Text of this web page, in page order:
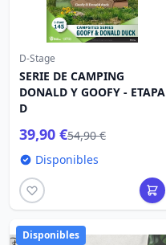
D-Stage
SERIE DE CAMPING
DONALD Y GOOFY - ETAPA
D
39,90 €54,90 €
Disponibles
Disponibles